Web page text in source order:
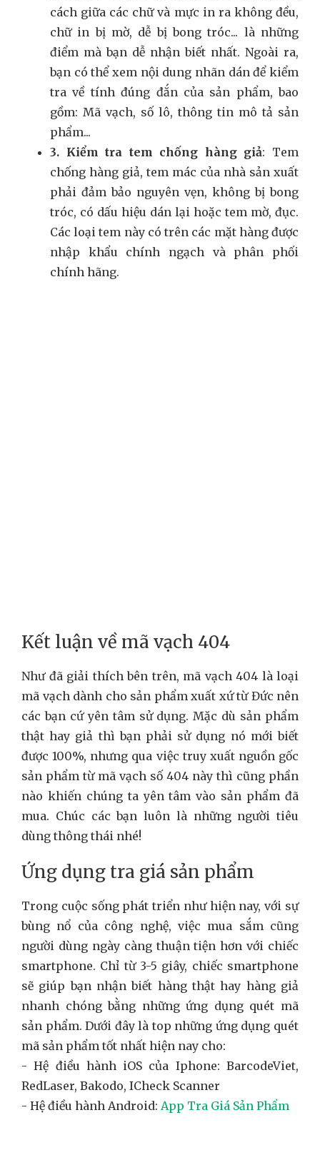
cách giữa các chữ và mực in ra không đều,
chữ in bị mờ, dễ bị bong tróc... là những
điểm mà bạn dễ nhận biết nhất. Ngoài ra,
bạn có thể xem nội dung nhãn dán để kiểm
tra về tính đúng đắn của sản phẩm, bao
gồm: Mã vạch, số lô, thông tin mô tả sản
phẩm...
3. Kiểm tra tem chống hàng giả: Tem
chống hàng giả, tem mác của nhà sản xuất
phải đảm bảo nguyên vẹn, không bị bong
tróc, có dấu hiệu dán lại hoặc tem mờ, đục.
Các loại tem này có trên các mặt hàng được
nhập khẩu chính ngạch và phân phối
chính hãng.
Kết luận về mã vạch 404
Như đã giải thích bên trên, mã vạch 404 là loại
mã vạch dành cho sản phẩm xuất xứ từ Đức nên
các bạn cứ yên tâm sử dụng. Mặc dù sản phẩm
thật hay giả thì bạn phải sử dụng nó mới biết
được 100%, nhưng qua việc truy xuất nguồn gốc
sản phẩm từ mã vạch số 404 này thì cũng phần
nào khiến chúng ta yên tâm vào sản phẩm đã
mua. Chúc các bạn luôn là những người tiêu
dùng thông thái nhé!
Ứng dụng tra giá sản phẩm
Trong cuộc sống phát triển như hiện nay, với sự
bùng nổ của công nghệ, việc mua sắm cũng
người dùng ngày càng thuận tiện hơn với chiếc
smartphone. Chỉ từ 3-5 giây, chiếc smartphone
sẽ giúp bạn nhận biết hàng thật hay hàng giả
nhanh chóng bằng những ứng dụng quét mã
sản phẩm. Dưới đây là top những ứng dụng quét
mã sản phẩm tốt nhất hiện nay cho:
- Hệ điều hành iOS của Iphone: BarcodeViet,
RedLaser, Bakodo, ICheck Scanner
- Hệ điều hành Android: App Tra Giá Sản Phẩm